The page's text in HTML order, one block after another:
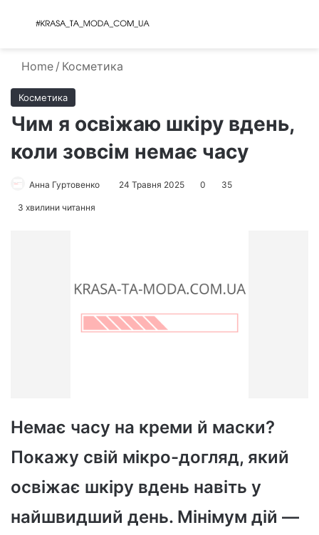
Menu
Home / Косметика
Косметика
Чим я освіжаю шкіру вдень,
коли зовсім немає часу
Анна Гуртовенко 24 Травня 2025 0 35
3 хвилини читання
Немає часу на креми й маски?
Покажу свій мікро-догляд, який
освіжає шкіру вдень навіть у
найшвидший день. Мінімум дій —